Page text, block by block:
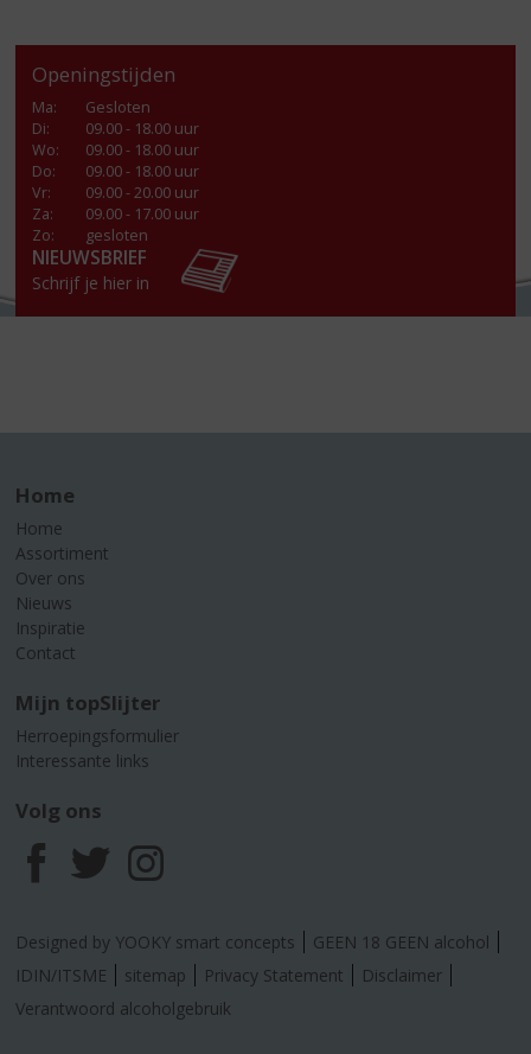
Openingstijden
Ma:
Gesloten
Di:
09.00 - 18.00 uur
Wo:
09.00 - 18.00 uur
Do:
09.00 - 18.00 uur
Vr:
09.00 - 20.00 uur
Za:
09.00 - 17.00 uur
Zo:
gesloten
NIEUWSBRIEF
Schrijf je hier in
Home
Home
Assortiment
Over ons
Nieuws
Inspiratie
Contact
Mijn topSlijter
Herroepingsformulier
Interessante links
Volg ons
F
a
c
T
w
i
I
n
s
Designed by YOOKY smart concepts
GEEN 18 GEEN alcohol
IDIN/ITSME
sitemap Privacy Statement
Disclaimer
Verantwoord alcoholgebruik